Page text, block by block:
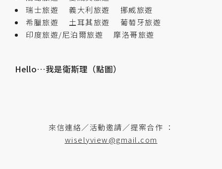
瑞士旅遊
義大利旅遊
挪威旅遊
希臘旅遊
土耳其旅遊
葡萄牙旅遊
印度旅遊/尼泊爾旅遊
摩洛哥旅遊
Hello…我是衛斯理（點圖）
來信連絡／活動邀請／提案合作 ：
wiselyview@gmail.com